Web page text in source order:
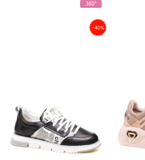
360°
–40%